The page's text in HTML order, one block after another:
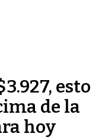
esto
de la
hoy